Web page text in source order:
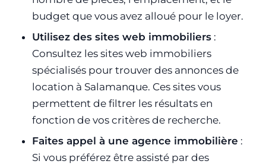
budget que vous avez alloué pour le loyer.
Utilisez des sites web immobiliers :
Consultez les sites web immobiliers
spécialisés pour trouver des annonces de
location à Salamanque. Ces sites vous
permettent de filtrer les résultats en
fonction de vos critères de recherche.
Faites appel à une agence immobilière :
Si vous préférez être assisté par des